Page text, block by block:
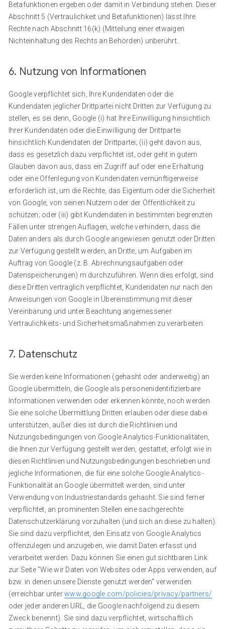
Betafunktionen ergeben oder damit in Verbindung stehen. Dieser
Abschnitt 5 (Vertraulichkeit und Betafunktionen) lässt Ihre
Rechte nach Abschnitt 16(k) (Mitteilung einer etwaigen
Nichteinhaltung des Rechts an Behörden) unberührt.
6. Nutzung von Informationen
Google verpflichtet sich, Ihre Kundendaten oder die
Kundendaten jeglicher Drittpartei nicht Dritten zur Verfügung zu
stellen, es sei denn, Google (i) hat Ihre Einwilligung hinsichtlich
Ihrer Kundendaten oder die Einwilligung der Drittpartei
hinsichtlich Kundendaten der Drittpartei; (ii) geht davon aus,
dass es gesetzlich dazu verpflichtet ist, oder geht in gutem
Glauben davon aus, dass ein Zugriff auf oder eine Erhaltung
oder eine Offenlegung von Kundendaten vernünftigerweise
erforderlich ist, um die Rechte, das Eigentum oder die Sicherheit
von Google, von seinen Nutzern oder der Öffentlichkeit zu
schützen; oder (iii) gibt Kundendaten in bestimmten begrenzten
Fällen unter strengen Auflagen, welche verhindern, dass die
Daten anders als durch Google angewiesen genutzt oder Dritten
zur Verfügung gestellt werden, an Dritte, um Aufgaben im
Auftrag von Google (z. B. Abrechnungsaufgaben oder
Datenspeicherungen) m durchzuführen. Wenn dies erfolgt, sind
diese Dritten vertraglich verpflichtet, Kundendaten nur nach den
Anweisungen von Google in Übereinstimmung mit dieser
Vereinbarung und unter Beachtung angemessener
Vertraulichkeits- und Sicherheitsmaßnahmen zu verarbeiten.
7. Datenschutz
Sie werden keine Informationen (gehasht oder anderweitig) an
Google übermitteln, die Google als personenidentifizierbare
Informationen verwenden oder erkennen könnte, noch werden
Sie eine solche Übermittlung Dritten erlauben oder diese dabei
unterstützen, außer dies ist durch die Richtlinien und
Nutzungsbedingungen von Google Analytics-Funktionalitäten,
die Ihnen zur Verfügung gestellt werden, gestattet, erfolgt wie in
diesen Richtlinien und Nutzungsbedingungen beschrieben und
jegliche Informationen, die für eine solche Google Analytics-
Funktionalität an Google übermittelt werden, sind unter
Verwendung von Industriestandards gehasht. Sie sind ferner
verpflichtet, an prominenten Stellen eine sachgerechte
Datenschutzerklärung vorzuhalten (und sich an diese zu halten).
Sie sind dazu verpflichtet, den Einsatz von Google Analytics
offenzulegen und anzugeben, wie damit Daten erfasst und
verarbeitet werden. Dazu können Sie einen gut sichtbaren Link
zur Seite "Wie wir Daten von Websites oder Apps verwenden, auf
bzw. in denen unsere Dienste genutzt werden" verwenden
(erreichbar unterwww.google.com/policies/privacy/partners/
oder jeder anderen URL, die Google nachfolgend zu diesem
Zweck benennt). Sie sind dazu verpflichtet, wirtschaftlich